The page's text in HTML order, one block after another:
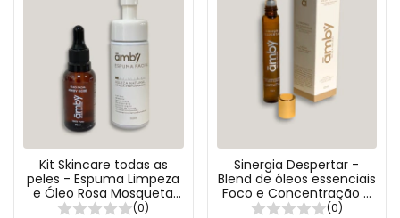
Kit Skincare todas as
peles - Espuma Limpeza
e Óleo Rosa Mosqueta
100% puro(0)
Sinergia Despertar -
Blend de óleos essenciais
Foco e Concentração -
10ml
(0)